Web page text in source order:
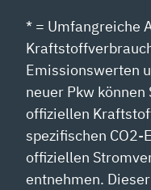
* = Umfangreiche
Emissionswerten
neuer Pkw
offiziellen
spezifischen CO2-
offiziellen
entnehmen.